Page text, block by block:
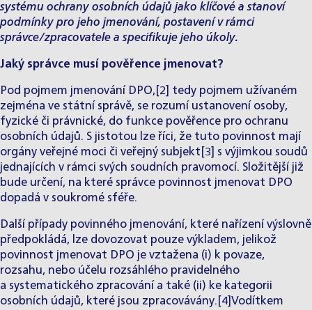
systému ochrany osobních údajů jako klíčové a stanoví
podmínky pro jeho jmenování, postavení v rámci
správce/zpracovatele a specifikuje jeho úkoly.
Jaký správce musí pověřence jmenovat?
Pod pojmem jmenování DPO,[2] tedy pojmem užívaném
zejména ve státní správě, se rozumí ustanovení osoby,
fyzické či právnické, do funkce pověřence pro ochranu
osobních údajů. S jistotou lze říci, že tuto povinnost mají
orgány veřejné moci či veřejný subjekt[3] s výjimkou soudů
jednajících v rámci svých soudních pravomocí. Složitější již
bude určení, na které správce povinnost jmenovat DPO
dopadá v soukromé sféře.
Další případy povinného jmenování, které nařízení výslovně
předpokládá, lze dovozovat pouze výkladem, jelikož
povinnost jmenovat DPO je vztažena (i) k povaze,
rozsahu, nebo účelu rozsáhlého pravidelného
a systematického zpracování a také (ii) ke kategorii
osobních údajů, které jsou zpracovávány.[4]Vodítkem